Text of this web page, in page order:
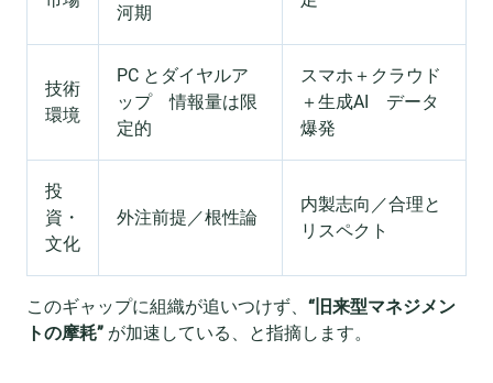
河期
技術
環境
PC とダイヤルア
ップ 情報量は限
定的
スマホ＋クラウド
＋生成AI データ
爆発
投
資・
文化
外注前提／根性論
内製志向／合理と
リスペクト
このギャップに組織が追いつけず、 “旧来型マネジメン
トの摩耗” が加速している、と指摘します。